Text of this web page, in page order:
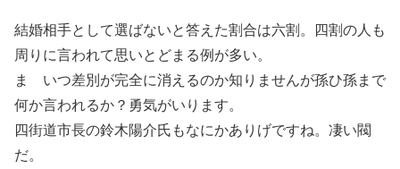
結婚相手として選ばないと答えた割合は六割。四割の人も
周りに言われて思いとどまる例が多い。
ま いつ差別が完全に消えるのか知りませんが孫ひ孫まで
何か言われるか？勇気がいります。
四街道市長の鈴木陽介氏もなにかありげですね。凄い閥
だ。